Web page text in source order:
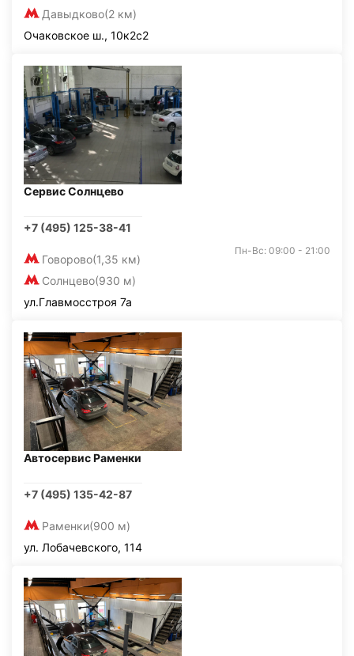
Давыдково(2 км)
Очаковское ш., 10к2с2
Сервис Солнцево
+7 (495) 125-38-41
Говорово(1,35 км)
Солнцево(930 м)
Пн-Вс: 09:00 - 21:00
ул.Главмосстроя 7а
Автосервис Раменки
+7 (495) 135-42-87
Раменки(900 м)
ул. Лобачевского, 114